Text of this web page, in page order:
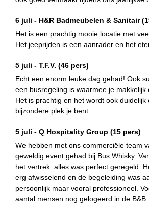
6 juli - H&R Badmeubelen & Sanitair
Het is een prachtig mooie locatie met
Het jeeprijden is een aanrader en het
5 juli - T.F.V. (46 pers)
Echt een enorm leuke dag gehad! Ook
een busregeling is waarmee je makkelijk
Het is prachtig en het wordt ook duidelijk
bijzondere plek je bent.
5 juli - Q Hospitality Group (15 pers)
We hebben met ons commerciële team
geweldig event gehad bij Bus Whisky.
het vertrek: alles was perfect geregeld.
erg afwisselend en de begeleiding was
persoonlijk maar vooral professioneel.
aantal mensen nog gelogeerd in de